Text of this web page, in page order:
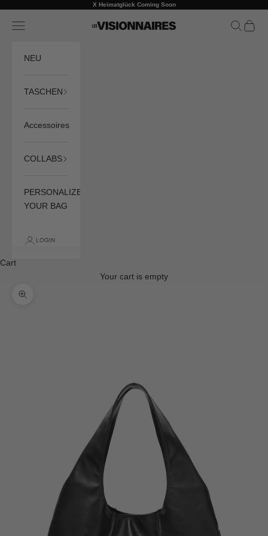
Previous
X Heimatglück Coming Soon
LES VISIONNAIRES
Navigation menu Search
Cart
NEU
TASCHEN
Accessoires
COLLABS
PERSONALIZE
YOUR BAG
LOGIN
Cart
Your cart is empty
Zoom picture